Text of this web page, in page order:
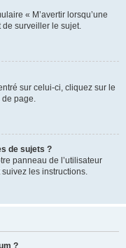
« M’avertir lorsqu’une
de surveiller le sujet.
sur celui-ci, cliquez sur le
de page.
de sujets ?
panneau de l’utilisateur
suivez les instructions.
?